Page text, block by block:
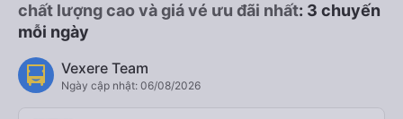
chất lượng cao và giá vé ưu đãi nhất: 3 chuyến
mỗi ngày
Vexere Team
Ngày cập nhật: 06/08/2026